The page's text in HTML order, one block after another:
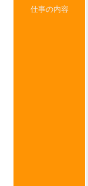
仕事の内容